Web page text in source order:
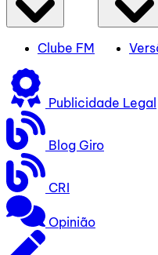
Clube FM
Publicidade Legal
Blog Giro
CRI
Opinião